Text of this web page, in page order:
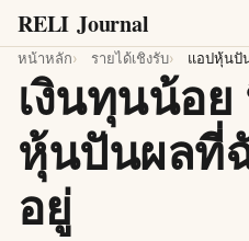
RELI Journal
หน้าหลัก รายได้เชิงรับ แอปหุ้นปั
เงินทุนน้อ
หุ้นปันผลที่
อยู่